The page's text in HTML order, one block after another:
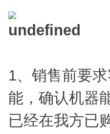
1、销售前要
能，确认机器
已经在我方已